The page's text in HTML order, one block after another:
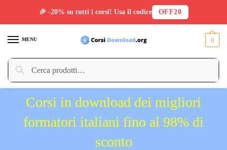
MENU
Cerca:
Cerca
0
Corsi in download dei migliori
formatori italiani fino al 98% di
sconto
🎉 -20% su tutti i corsi! Usa il codice OFF20